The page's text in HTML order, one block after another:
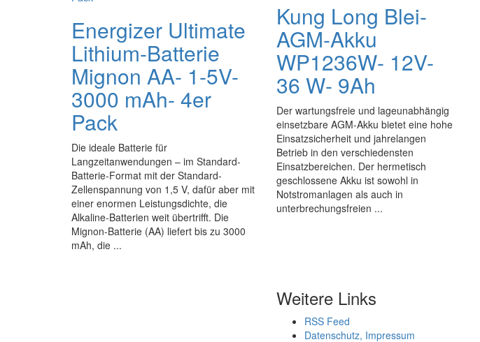
Energizer Ultimate
Lithium-Batterie
Mignon AA- 1-5V-
3000 mAh- 4er
Pack
Die ideale Batterie für
Langzeitanwendungen – im Standard-
Batterie-Format mit der Standard-
Zellenspannung von 1,5 V, dafür aber mit
einer enormen Leistungsdichte, die
Alkaline-Batterien weit übertrifft. Die
Mignon-Batterie (AA) liefert bis zu 3000
mAh, die ...
Kung Long Blei-
AGM-Akku
WP1236W- 12V-
36 W- 9Ah
Der wartungsfreie und lageunabhängig
einsetzbare AGM-Akku bietet eine hohe
Einsatzsicherheit und jahrelangen
Betrieb in den verschiedensten
Einsatzbereichen. Der hermetisch
geschlossene Akku ist sowohl in
Notstromanlagen als auch in
unterbrechungsfreien ...
Weitere Links
RSS Feed
Datenschutz, Impressum